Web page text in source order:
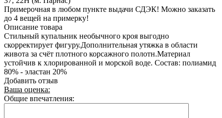
Примерочная в любом пункте выдачи СДЭК! Можно заказать
до 4 вещей на примерку!
Описание товара
Стильный купальник необычного кроя выгодно
скорректирует фигуру.Дополнительная утяжка в области
живота за счёт плотного корсажного полотн.Материал
устойчив к хлорированной и морской воде. Состав: полиамид
80% - эластан 20%
Добавить отзыв
Ваша оценка:
Общие впечатления: